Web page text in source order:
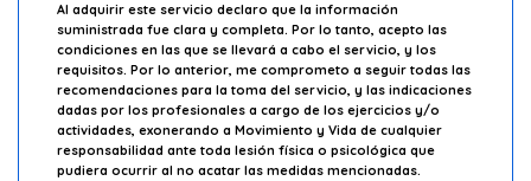
Al adquirir este servicio declaro que la información
suministrada fue clara y completa. Por lo tanto, acepto las
condiciones en las que se llevará a cabo el servicio, y los
requisitos. Por lo anterior, me comprometo a seguir todas las
recomendaciones para la toma del servicio, y las indicaciones
dadas por los profesionales a cargo de los ejercicios y/o
actividades, exonerando a Movimiento y Vida de cualquier
responsabilidad ante toda lesión física o psicológica que
pudiera ocurrir al no acatar las medidas mencionadas.